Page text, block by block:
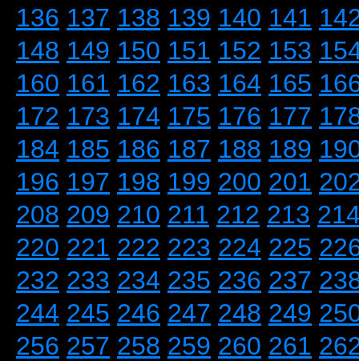
136 137 138 139 140 141
148 149 150 151 152 153
160 161 162 163 164 165
172 173 174 175 176 177
184 185 186 187 188 189
196 197 198 199 200 201
208 209 210 211 212 213
220 221 222 223 224 225
232 233 234 235 236 237
244 245 246 247 248 249
256 257 258 259 260 261